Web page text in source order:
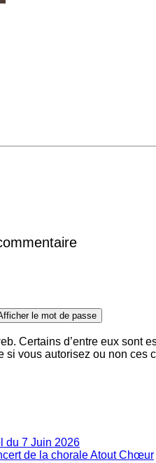
le mot de passe
du 7 Juin 2026
de la chorale Atout Chœur
Certains d’entre eux sont
si vous autorisez ou non